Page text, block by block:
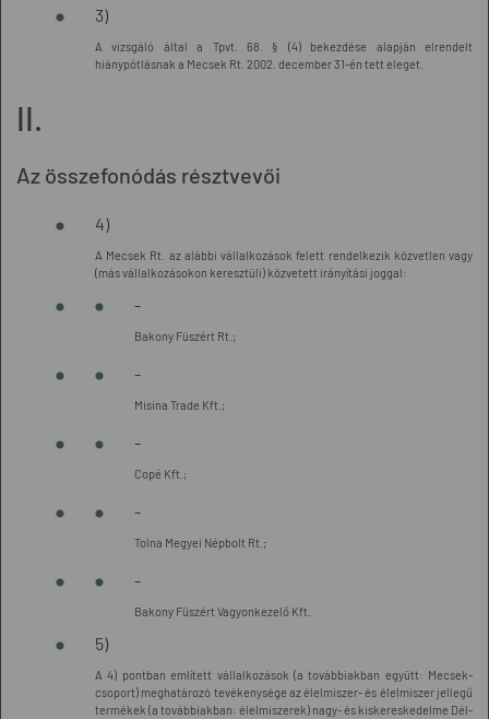
3)
A vizsgáló által a Tpvt. 68. § (4) bekezdése alapján elrendelt
hiánypótlásnak a Mecsek Rt. 2002. december 31-én tett eleget.
II.
Az összefonódás résztvevői
4)
A Mecsek Rt. az alábbi vállalkozások felett rendelkezik közvetlen vagy
(más vállalkozásokon keresztüli) közvetett irányítási joggal:
-
Bakony Füszért Rt.;
-
Misina Trade Kft.;
-
Copé Kft.;
-
Tolna Megyei Népbolt Rt.;
-
Bakony Füszért Vagyonkezelő Kft.
5)
A 4) pontban említett vállalkozások (a továbbiakban együtt: Mecsek-
csoport) meghatározó tevékenysége az élelmiszer- és élelmiszer jellegű
termékek (a továbbiakban: élelmiszerek) nagy- és kiskereskedelme Dél-